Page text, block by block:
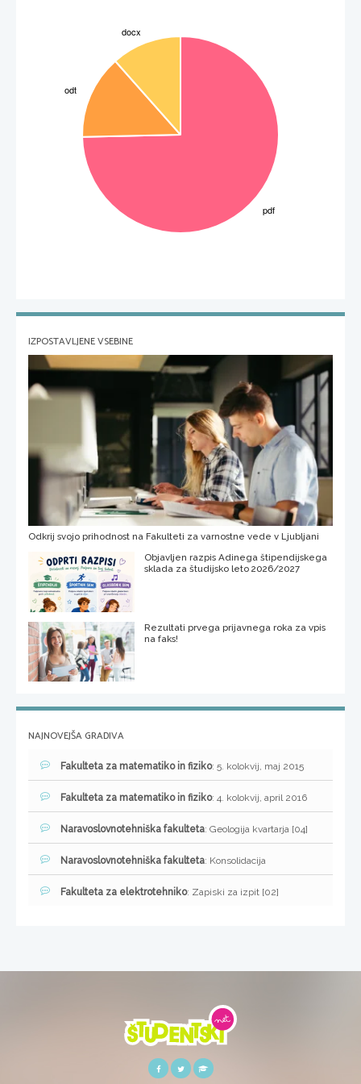
IZPOSTAVLJENE VSEBINE
Odkrij svojo prihodnost na Fakulteti za varnostne vede v Ljubljani
Objavljen razpis Adinega štipendijskega
sklada za študijsko leto 2026/2027
Rezultati prvega prijavnega roka za vpis
na faks!
NAJNOVEJŠA GRADIVA
Fakulteta za matematiko in fiziko: 5. kolokvij, maj 2015
Fakulteta za matematiko in fiziko: 4. kolokvij, april 2016
Naravoslovnotehniška fakulteta: Geologija kvartarja [04]
Naravoslovnotehniška fakulteta: Konsolidacija
Fakulteta za elektrotehniko: Zapiski za izpit [02]